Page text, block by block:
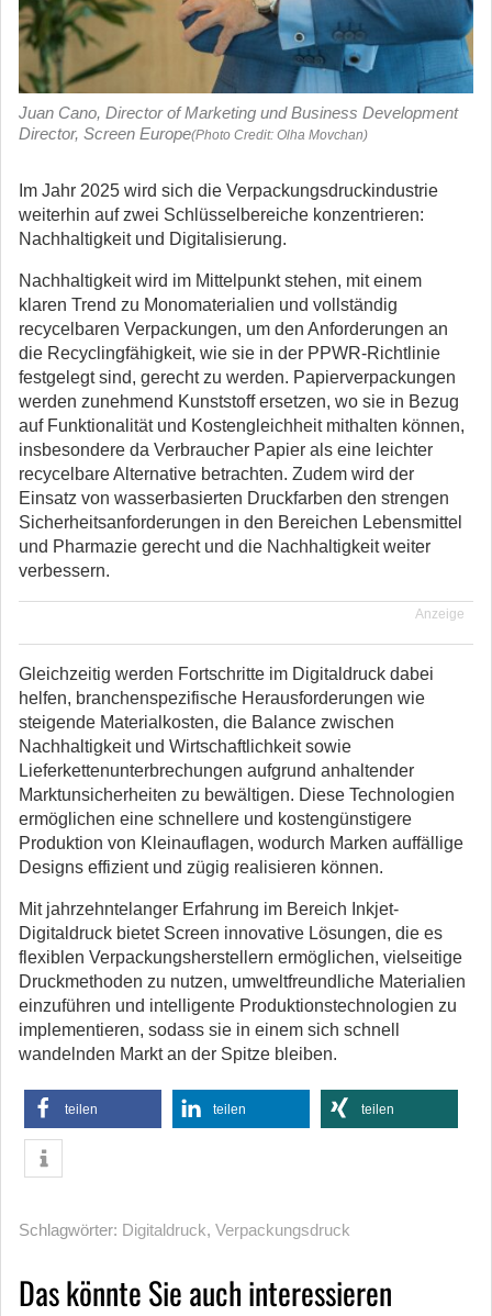
Juan Cano, Director of Marketing und Business Development
Director, Screen Europe(Photo Credit: Olha Movchan)
Im Jahr 2025 wird sich die Verpackungsdruckindustrie
weiterhin auf zwei Schlüsselbereiche konzentrieren:
Nachhaltigkeit und Digitalisierung.
Nachhaltigkeit wird im Mittelpunkt stehen, mit einem
klaren Trend zu Monomaterialien und vollständig
recycelbaren Verpackungen, um den Anforderungen an
die Recyclingfähigkeit, wie sie in der PPWR-Richtlinie
festgelegt sind, gerecht zu werden. Papierverpackungen
werden zunehmend Kunststoff ersetzen, wo sie in Bezug
auf Funktionalität und Kostengleichheit mithalten können,
insbesondere da Verbraucher Papier als eine leichter
recycelbare Alternative betrachten. Zudem wird der
Einsatz von wasserbasierten Druckfarben den strengen
Sicherheitsanforderungen in den Bereichen Lebensmittel
und Pharmazie gerecht und die Nachhaltigkeit weiter
verbessern.
Anzeige
Gleichzeitig werden Fortschritte im Digitaldruck dabei
helfen, branchenspezifische Herausforderungen wie
steigende Materialkosten, die Balance zwischen
Nachhaltigkeit und Wirtschaftlichkeit sowie
Lieferkettenunterbrechungen aufgrund anhaltender
Marktunsicherheiten zu bewältigen. Diese Technologien
ermöglichen eine schnellere und kostengünstigere
Produktion von Kleinauflagen, wodurch Marken auffällige
Designs effizient und zügig realisieren können.
Mit jahrzehntelanger Erfahrung im Bereich Inkjet-
Digitaldruck bietet Screen innovative Lösungen, die es
flexiblen Verpackungsherstellern ermöglichen, vielseitige
Druckmethoden zu nutzen, umweltfreundliche Materialien
einzuführen und intelligente Produktionstechnologien zu
implementieren, sodass sie in einem sich schnell
wandelnden Markt an der Spitze bleiben.
teilen teilen teilen
Schlagwörter: Digitaldruck, Verpackungsdruck
Das könnte Sie auch interessieren